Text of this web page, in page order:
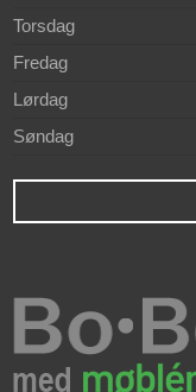
Torsdag
Fredag
Lørdag
Søndag